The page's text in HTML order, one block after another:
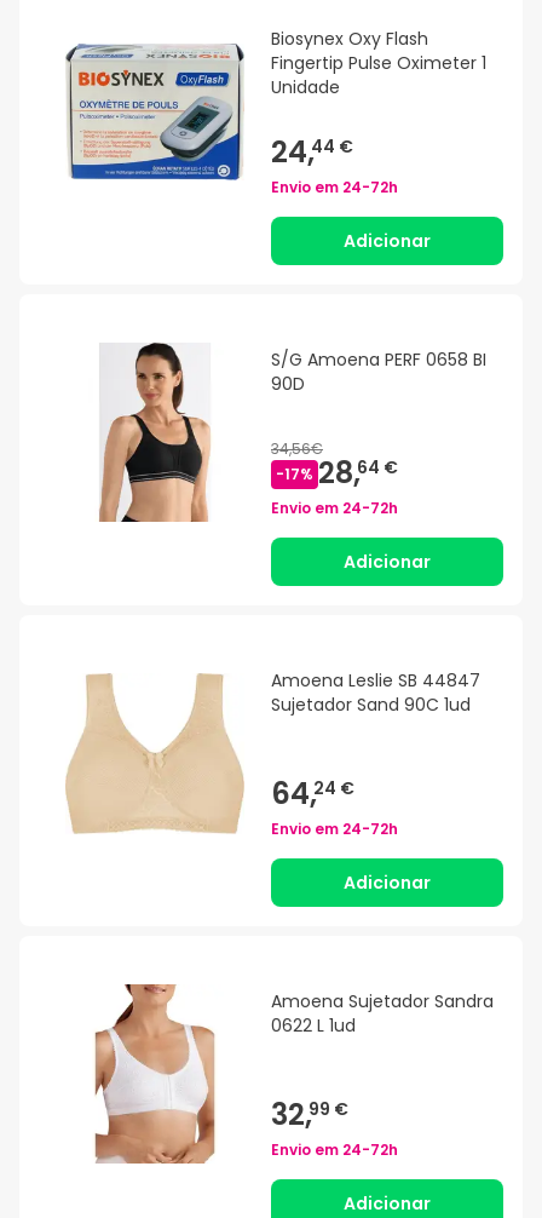
Biosynex Oxy Flash
Fingertip Pulse Oximeter 1
Unidade
24,44 €
Envio em 24-72h
Adicionar
S/G Amoena PERF 0658 BI
90D
34,56€
-17% 28,64 €
Envio em 24-72h
Adicionar
Amoena Leslie SB 44847
Sujetador Sand 90C 1ud
64,24 €
Envio em 24-72h
Adicionar
Amoena Sujetador Sandra
0622 L 1ud
32,99 €
Envio em 24-72h
Adicionar